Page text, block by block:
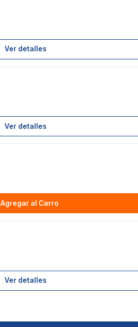
Ver detalles
Ver detalles
Agregar al Carro
Ver detalles